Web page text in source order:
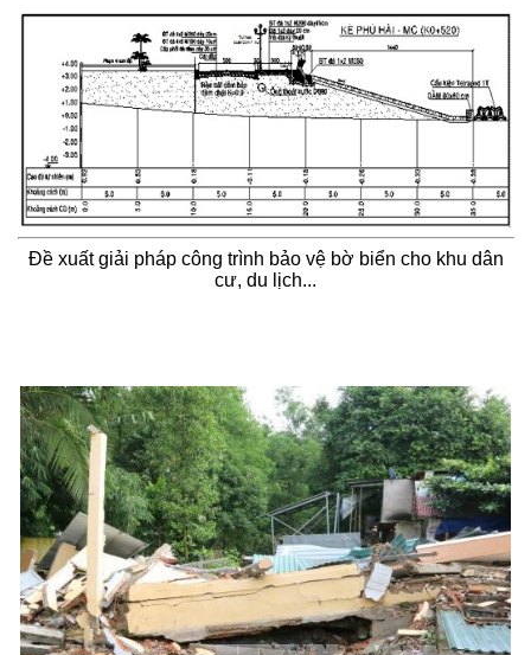
Đề xuất giải pháp công trình bảo vệ bờ biển cho khu dân
cư, du lịch...